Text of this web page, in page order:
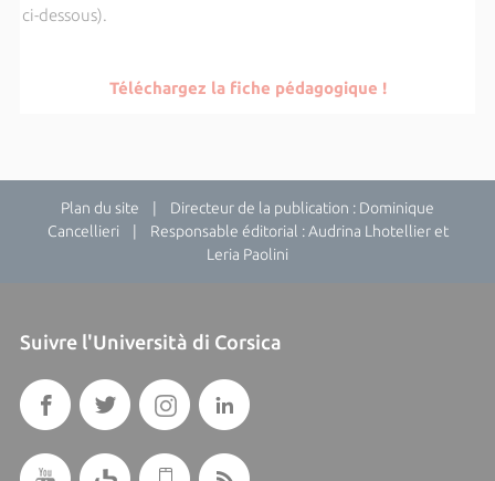
ci-dessous).
Téléchargez la fiche pédagogique !
Plan du site | Directeur de la publication : Dominique
Cancellieri | Responsable éditorial : Audrina Lhotellier et
Leria Paolini
Suivre l'Università di Corsica